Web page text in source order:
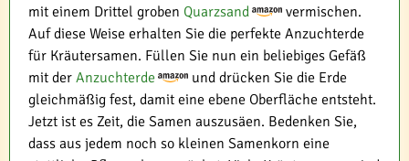
mit einem Drittel groben Quarzsand
vermischen.
Auf diese Weise erhalten Sie die perfekte Anzuchterde
für Kräutersamen. Füllen Sie nun ein beliebiges Gefäß
mit der Anzuchterde
und drücken Sie die Erde
gleichmäßig fest, damit eine ebene Oberfläche entsteht.
Jetzt ist es Zeit, die Samen auszusäen. Bedenken Sie,
dass aus jedem noch so kleinen Samenkorn eine